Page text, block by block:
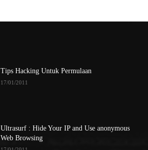
Tips Hacking Untuk Permulaan
17/01/2011
Ultrasurf : Hide Your IP and Use anonymous
Web Browsing